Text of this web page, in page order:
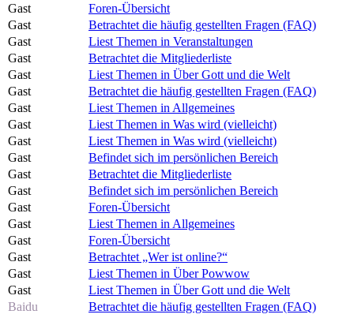
Gast
Foren-Übersicht
Gast
Betrachtet die häufig gestellten Fragen (FAQ)
Gast
Liest Themen in Veranstaltungen
Gast
Betrachtet die Mitgliederliste
Gast
Liest Themen in Über Gott und die Welt
Gast
Betrachtet die häufig gestellten Fragen (FAQ)
Gast
Liest Themen in Allgemeines
Gast
Liest Themen in Was wird (vielleicht)
Gast
Liest Themen in Was wird (vielleicht)
Gast
Befindet sich im persönlichen Bereich
Gast
Betrachtet die Mitgliederliste
Gast
Befindet sich im persönlichen Bereich
Gast
Foren-Übersicht
Gast
Liest Themen in Allgemeines
Gast
Foren-Übersicht
Gast
Betrachtet „Wer ist online?“
Gast
Liest Themen in Über Powwow
Gast
Liest Themen in Über Gott und die Welt
Baidu
Betrachtet die häufig gestellten Fragen (FAQ)